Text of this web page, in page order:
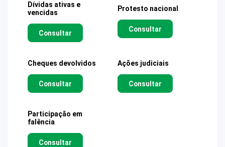
Dívidas ativas e
vencidas
Consultar
Protesto nacional
Consultar
Cheques devolvidos
Consultar
Ações judiciais
Consultar
Participação em
falência
Consultar